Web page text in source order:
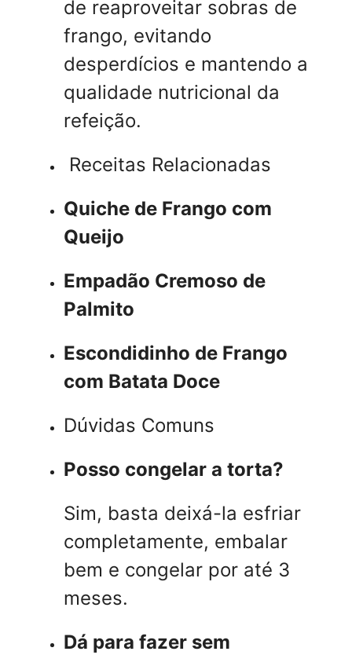
de reaproveitar sobras de
frango, evitando
desperdícios e mantendo a
qualidade nutricional da
refeição.
Receitas Relacionadas
Quiche de Frango com
Queijo
Empadão Cremoso de
Palmito
Escondidinho de Frango
com Batata Doce
Dúvidas Comuns
Posso congelar a torta?
Sim, basta deixá-la esfriar
completamente, embalar
bem e congelar por até 3
meses.
Dá para fazer sem